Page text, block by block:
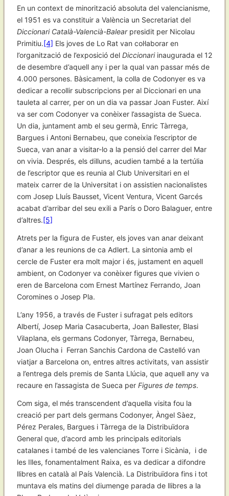
En un context de minorització absoluta del valencianisme,
el 1951 es va constituir a València un Secretariat del
Diccionari Català-Valencià-Balearpresidit per Nicolau
Primitiu.[4] Els joves de Lo Rat van col·laborar en
l’organització de l’exposició del Diccionari inaugurada el 12
de desembre d’aquell any i per la qual van passar més de
4.000 persones. Bàsicament, la colla de Codonyer es va
dedicar a recollir subscripcions per al Diccionari en una
tauleta al carrer, per on un dia va passar Joan Fuster. Així
va ser com Codonyer va conèixer l’assagista de Sueca.
Un dia, juntament amb el seu germà, Enric Tàrrega,
Bargues i Antoni Bernabeu, que coneixia l’escriptor de
Sueca, van anar a visitar-lo a la pensió del carrer del Mar
on vivia. Després, els dilluns, acudien també a la tertúlia
de l’escriptor que es reunia al Club Universitari en el
mateix carrer de la Universitat i on assistien nacionalistes
com Josep Lluís Bausset, Vicent Ventura, Vicent Garcés
acabat d’arribar del seu exili a París o Doro Balaguer, entre
d’altres.[5]
Atrets per la figura de Fuster, els joves van anar deixant
d’anar a les reunions de ca Adlert. La sintonia amb el
cercle de Fuster era molt major i és, justament en aquell
ambient, on Codonyer va conèixer figures que vivien o
eren de Barcelona com Ernest Martínez Ferrando, Joan
Coromines o Josep Pla.
L’any 1956, a través de Fuster i sufragat pels editors
Albertí, Josep Maria Casacuberta, Joan Ballester, Blasi
Vilaplana, els germans Codonyer, Tàrrega, Bernabeu,
Joan Olucha i Ferran Sanchis Cardona de Castelló van
viatjar a Barcelona on, entres altres activitats, van assistir
a l’entrega dels premis de Santa Llúcia, que aquell any va
recaure en l’assagista de Sueca per Figures de temps.
Com siga, el més transcendent d’aquella visita fou la
creació per part dels germans Codonyer, Àngel Sàez,
Pérez Perales, Bargues i Tàrrega de la Distribuïdora
General que, d’acord amb les principals editorials
catalanes i també de les valencianes Torre i Sicània, i de
les Illes, fonamentalment Raixa, es va dedicar a difondre
llibres en català al País Valencià. La Distribuïdora fins i tot
muntava els matins del diumenge parada de llibres a la